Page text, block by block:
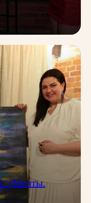
«Мечты.